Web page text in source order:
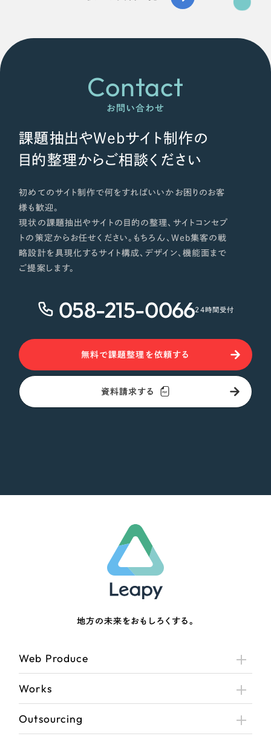
Contact
お問い合わせ
課題抽出やWebサイト制作の
目的整理からご相談ください
初めてのサイト制作で何をすればいいかお困りのお客
様も歓迎。
現状の課題抽出やサイトの目的の整理、サイトコンセプ
トの策定からお任せください。もちろん、Web集客の戦
略設計を具現化するサイト構成、デザイン、機能面まで
ご提案します。
058-215-006624時間受付
無料で課題整理を依頼する
資料請求する
地方の未来をおもしろくする。
Web Produce
Works
Outsourcing